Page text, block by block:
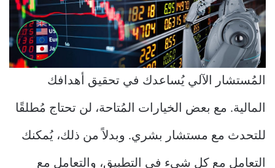
المُستشار الآلي يُساعدك في تحقيق أهدافك
المالية. مع بعض الخيارات المُتاحة، لن تحتاج مُطلقًا
للتحدث مع مستشار بشري. وبدلاً من ذلك، يُمكنك
التعامل مع كل شيء في التطبيق، والتعامل مع